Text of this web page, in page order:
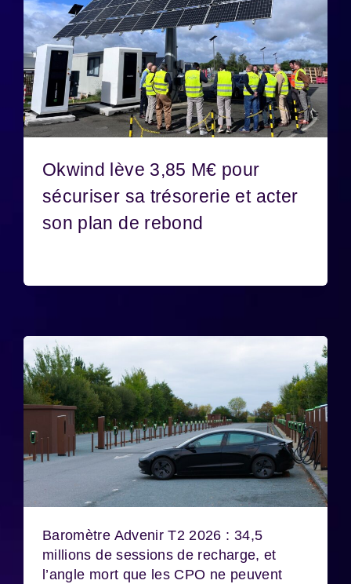
Okwind lève 3,85 M€ pour
sécuriser sa trésorerie et acter
son plan de rebond
Baromètre Advenir T2 2026 : 34,5
millions de sessions de recharge, et
l’angle mort que les CPO ne peuvent